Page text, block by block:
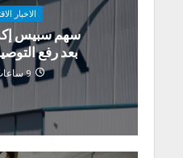
الاخبار
بعد رفع
9 ساعات مضى